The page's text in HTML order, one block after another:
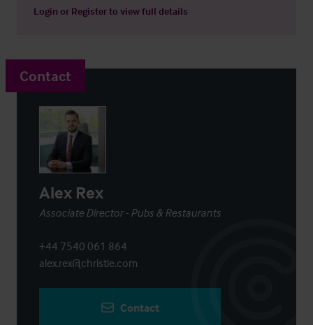
Login or Registerto view full details
Contact
Alex Rex
Associate Director - Pubs & Restaurants
+44 7540 061 864
alex.rex@christie.com
Contact